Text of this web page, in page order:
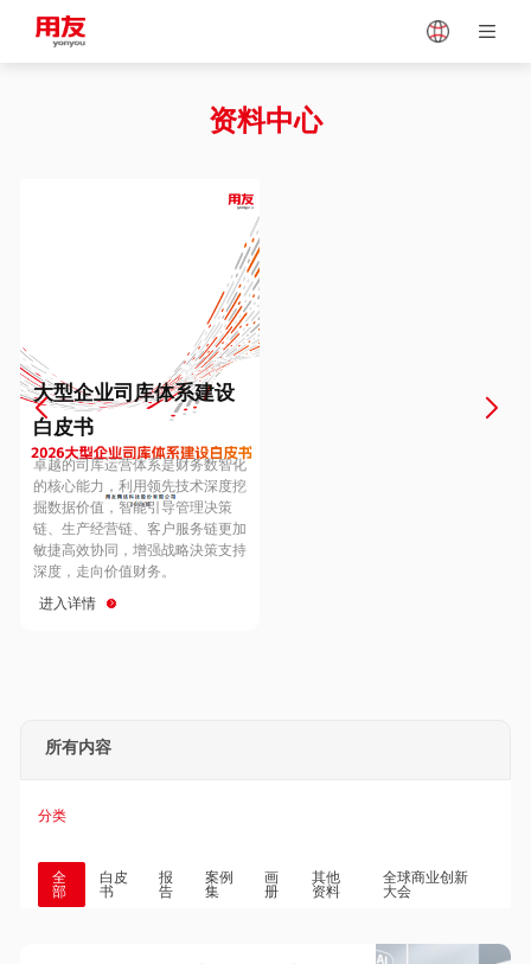
Vietnam
Europe
Hungary
Hong Kong
资料中心
大型企业司库体系建设
白皮书
卓越的司库运营体系是财务数智化
的核心能力，利用领先技术深度挖
掘数据价值，智能引导管理决策
链、生产经营链、客户服务链更加
敏捷高效协同，增强战略決策支持
深度，走向价值财务。
进入详情
所有内容
分类
全
部
白皮
书
报
告
案例
集
画
册
其他
资料
全球商业创新
大会